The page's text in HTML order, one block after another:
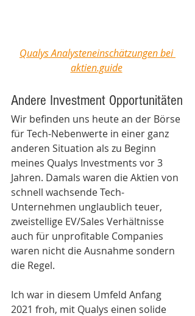
Qualys Analysteneinschätzungen bei
aktien.guide
Andere Investment Opportunitäten
Wir befinden uns heute an der Börse
für Tech-Nebenwerte in einer ganz
anderen Situation als zu Beginn
meines Qualys Investments vor 3
Jahren. Damals waren die Aktien von
schnell wachsende Tech-
Unternehmen unglaublich teuer,
zweistellige EV/Sales Verhältnisse
auch für unprofitable Companies
waren nicht die Ausnahme sondern
die Regel.
Ich war in diesem Umfeld Anfang
2021 froh, mit Qualys einen solide